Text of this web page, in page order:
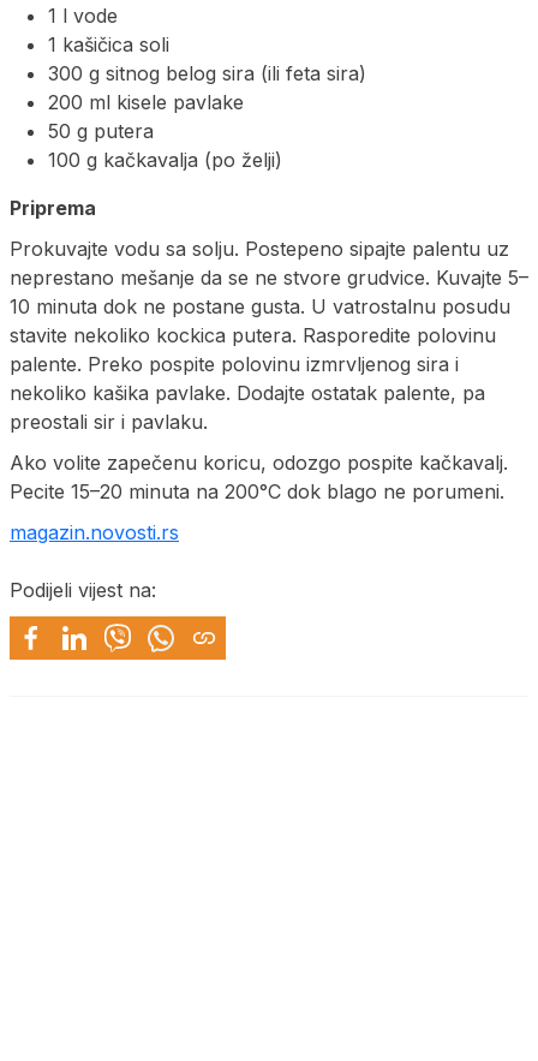
1 l vode
1 kašičica soli
300 g sitnog belog sira (ili feta sira)
200 ml kisele pavlake
50 g putera
100 g kačkavalja (po želji)
Priprema
Prokuvajte vodu sa solju. Postepeno sipajte palentu uz
neprestano mešanje da se ne stvore grudvice. Kuvajte 5–
10 minuta dok ne postane gusta. U vatrostalnu posudu
stavite nekoliko kockica putera. Rasporedite polovinu
palente. Preko pospite polovinu izmrvljenog sira i
nekoliko kašika pavlake. Dodajte ostatak palente, pa
preostali sir i pavlaku.
Ako volite zapečenu koricu, odozgo pospite kačkavalj.
Pecite 15–20 minuta na 200°C dok blago ne porumeni.
magazin.novosti.rs
Podijeli vijest na: